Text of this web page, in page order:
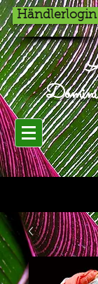
Händlerlogin